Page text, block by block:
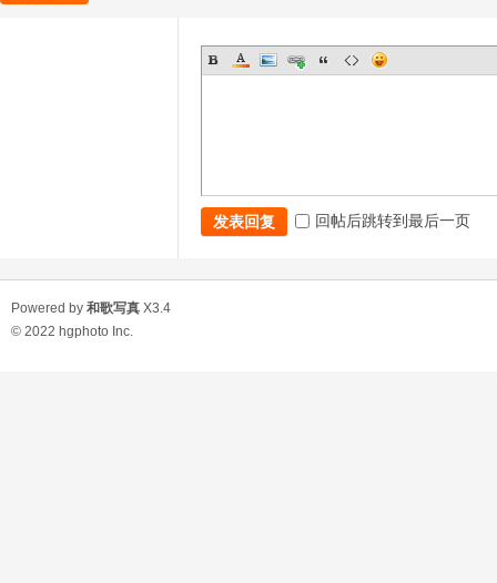
发表回复 回帖后跳转到最后一页
Powered by 和歌写真 X3.4
© 2022 hgphoto Inc.